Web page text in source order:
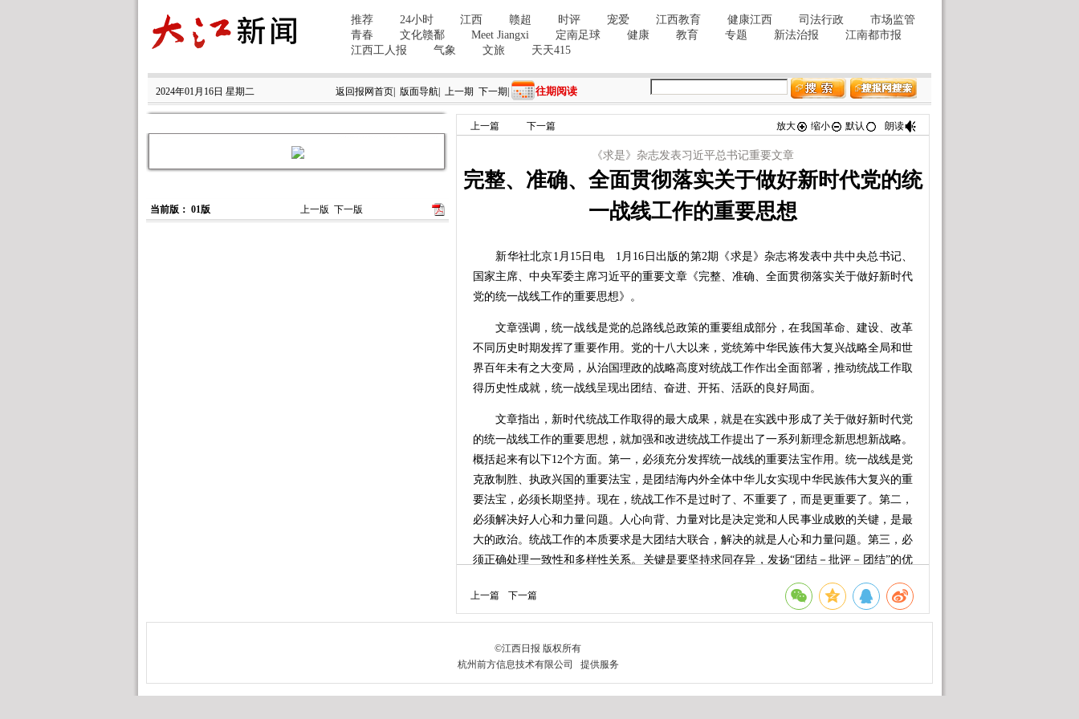
2024年01月16日 星期二 返回报网首页 版面导航 上一期 下一期 往期阅读
当前版： 01版 上一版 下一版
上一篇 下一篇 放大 缩小 默认 朗读
《求是》杂志发表习近平总书记重要文章
完整、准确、全面贯彻落实关于做好新时代党的统
一战线工作的重要思想
新华社北京1月15日电 1月16日出版的第2期《求是》杂志将发表中共中央总书记、
国家主席、中央军委主席习近平的重要文章《完整、准确、全面贯彻落实关于做好新时代
党的统一战线工作的重要思想》。
文章强调，统一战线是党的总路线总政策的重要组成部分，在我国革命、建设、改革
不同历史时期发挥了重要作用。党的十八大以来，党统筹中华民族伟大复兴战略全局和世
界百年未有之大变局，从治国理政的战略高度对统战工作作出全面部署，推动统战工作取
得历史性成就，统一战线呈现出团结、奋进、开拓、活跃的良好局面。
文章指出，新时代统战工作取得的最大成果，就是在实践中形成了关于做好新时代党
的统一战线工作的重要思想，就加强和改进统战工作提出了一系列新理念新思想新战略。
概括起来有以下12个方面。第一，必须充分发挥统一战线的重要法宝作用。统一战线是党
克敌制胜、执政兴国的重要法宝，是团结海内外全体中华儿女实现中华民族伟大复兴的重
要法宝，必须长期坚持。现在，统战工作不是过时了、不重要了，而是更重要了。第二，
必须解决好人心和力量问题。人心向背、力量对比是决定党和人民事业成败的关键，是最
大的政治。统战工作的本质要求是大团结大联合，解决的就是人心和力量问题。第三，必
须正确处理一致性和多样性关系。关键是要坚持求同存异，发扬“团结－批评－团结”的优
良传统，在尊重多样性中寻求一致性，找到最大公约数、画出最大同心圆。第四，必须坚
持好发展好完善好中国新型政党制度。统一战线必须坚持中国共产党领导，同时推动多党
合作展现新气象、思想共识取得新提高、履职尽责展现新作为。第五，必须以铸牢中华民
中国特色解决民族问题的正确道路，推动各民族坚定对伟大祖国、中华民族、中华文化、
中国共产党、中国特色社会主义的高度认同，引导各族群众牢固树立休戚与共、荣辱与
上一篇 下一篇